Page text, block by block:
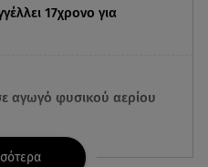
17χρονο για
αγωγό φυσικού αερίου